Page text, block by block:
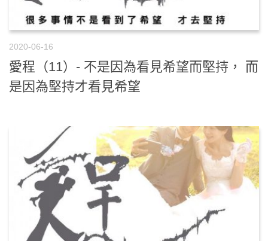
2020-06-16
愛程（11）- 不是因為看見希望而堅持， 而
是因為堅持才看見希望